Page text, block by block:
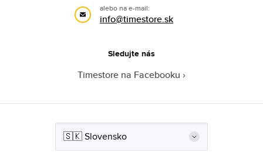
alebo na e-mail:
info@timestore.sk
Sledujte nás
Timestore na Facebooku